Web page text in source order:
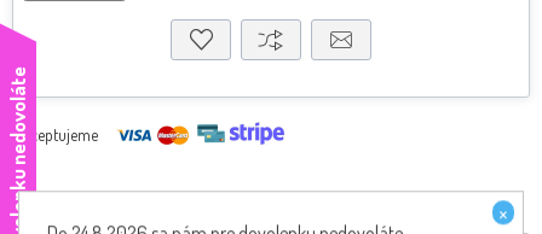
Akceptujeme
×